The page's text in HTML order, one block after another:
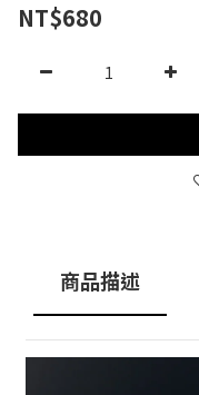
NT$680
商品描述